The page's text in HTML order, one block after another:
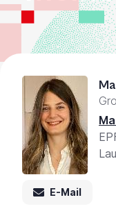
E-Mail